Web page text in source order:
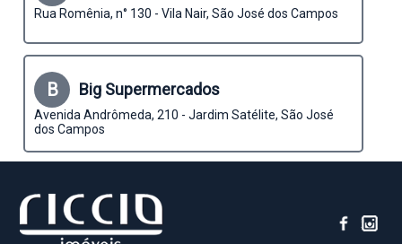
Rua Romênia, n° 130 - Vila Nair, São José dos Campos
B Big Supermercados
Avenida Andrômeda, 210 - Jardim Satélite, São José
dos Campos